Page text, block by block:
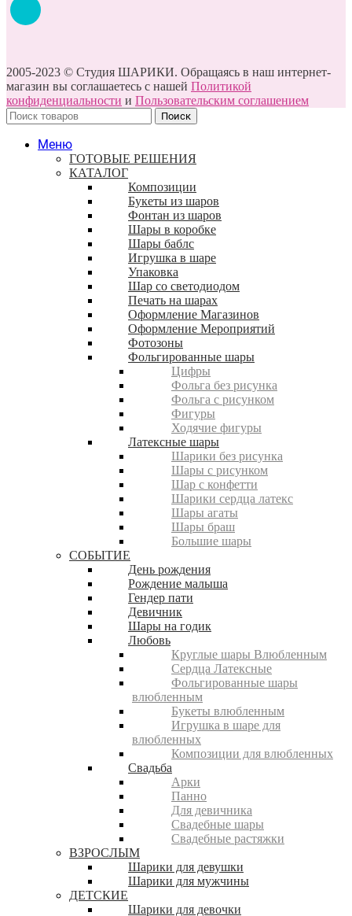
2005-2023 © Студия ШАРИКИ. Обращаясь в наш интернет-
магазин вы соглашаетесь с нашей Политикой
конфиденциальности и Пользовательским соглашением
Поиск
Меню
ГОТОВЫЕ РЕШЕНИЯ
КАТАЛОГ
Композиции
Букеты из шаров
Фонтан из шаров
Шары в коробке
Шары баблс
Игрушка в шаре
Упаковка
Шар со светодиодом
Печать на шарах
Оформление Магазинов
Оформление Мероприятий
Фотозоны
Фольгированные шары
Цифры
Фольга без рисунка
Фольга с рисунком
Фигуры
Ходячие фигуры
Латексные шары
Шарики без рисунка
Шары с рисунком
Шар с конфетти
Шарики сердца латекс
Шары агаты
Шары браш
Большие шары
СОБЫТИЕ
День рождения
Рождение малыша
Гендер пати
Девичник
Шары на годик
Любовь
Круглые шары Влюбленным
Сердца Латексные
Фольгированные шары
влюбленным
Букеты влюбленным
Игрушка в шаре для
влюбленных
Композиции для влюбленных
Свадьба
Арки
Панно
Для девичника
Свадебные шары
Свадебные растяжки
ВЗРОСЛЫМ
Шарики для девушки
Шарики для мужчины
ДЕТСКИЕ
Шарики для девочки